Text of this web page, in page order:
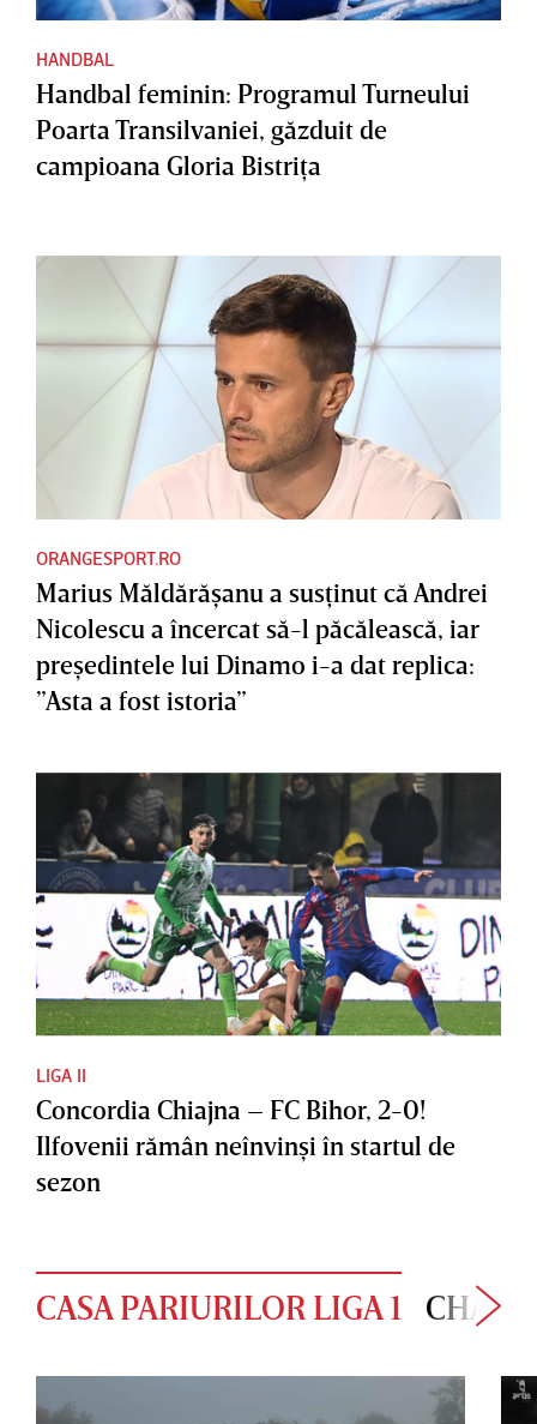
HANDBAL
Handbal feminin: Programul Turneului
Poarta Transilvaniei, găzduit de
campioana Gloria Bistriţa
ORANGESPORT.RO
Marius Măldărăşanu a susţinut că Andrei
Nicolescu a încercat să-l păcălească, iar
preşedintele lui Dinamo i-a dat replica:
”Asta a fost istoria”
LIGA II
Concordia Chiajna – FC Bihor, 2-0!
Ilfovenii rămân neînvinşi în startul de
sezon
CASA PARIURILOR LIGA 1